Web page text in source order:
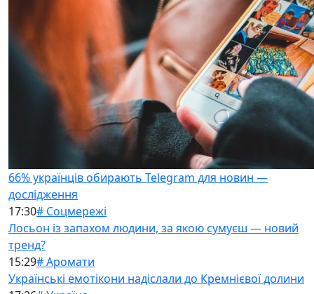
66% українців обирають Telegram для новин —
дослідження
17:30# Соцмережі
Лосьон із запахом людини, за якою сумуєш — новий
тренд?
15:29# Аромати
Українські емотікони надіслали до Кремнієвої долини